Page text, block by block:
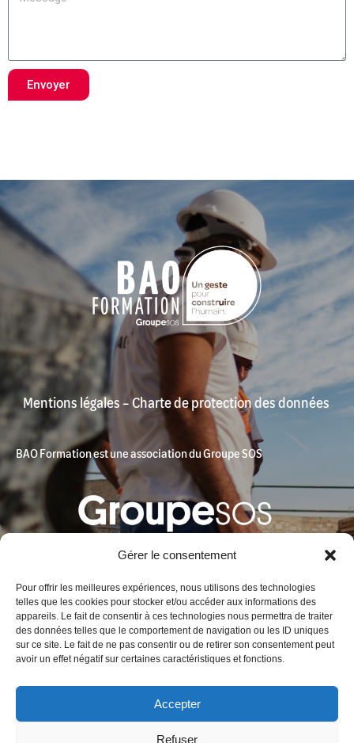
Gérer le consentement
Pour offrir les meilleures expériences, nous utilisons des technologies
telles que les cookies pour stocker et/ou accéder aux informations des
appareils. Le fait de consentir à ces technologies nous permettra de traiter
des données telles que le comportement de navigation ou les ID uniques
sur ce site. Le fait de ne pas consentir ou de retirer son consentement peut
avoir un effet négatif sur certaines caractéristiques et fonctions.
Accepter
Refuser
Envoyer
Mentions légales –Charte de protection des données
BAO Formation est une association du Groupe SOS
Contact
Fort Entrecasteaux
1, bd Charles Livon 13007 Marseille France
+33 (0)4 91 01 58 72